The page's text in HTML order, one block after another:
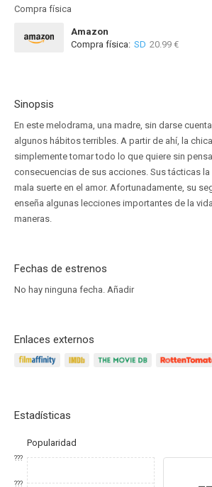
Compra física
Amazon
Compra física: SD 20.99 €
Sinopsis
En este melodrama, una madre, sin darse
algunos hábitos terribles. A partir de ahí, la
simplemente tomar todo lo que quiere sin
consecuencias de sus acciones. Sus tácticas la
mala suerte en el amor. Afortunadamente, su
enseña algunas lecciones importantes de la
maneras.
Fechas de estrenos
No hay ninguna fecha. Añadir
Enlaces externos
Estadísticas
Popularidad
???
???